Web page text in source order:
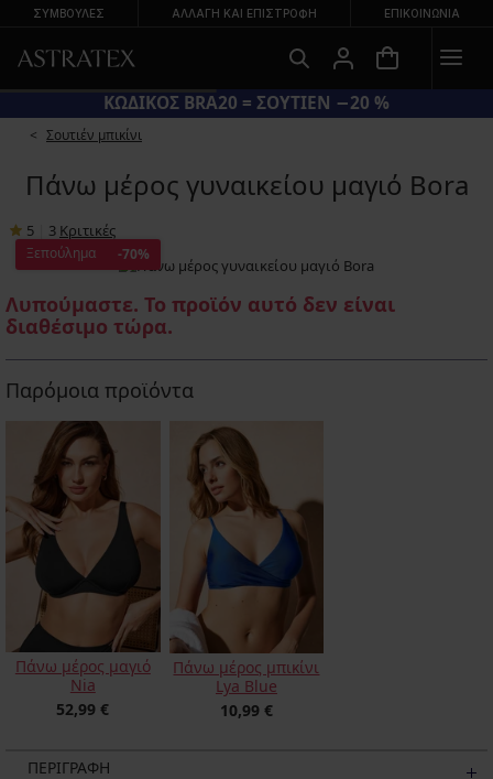
ΣΥΜΒΟΥΛΕΣ ΑΛΛΑΓΉ ΚΑΙ ΕΠΙΣΤΡΟΦΉ ΕΠΙΚΟΙΝΩΝΊΑ
ΚΩΔΙΚΟΣ BRA20 = ΣΟΥΤΙΕΝ −20 %
Σουτιέν μπικίνι
Πάνω μέρος γυναικείου μαγιό Bora
5 3 Κριτικές
Ξεπούλημα -70%
Λυπούμαστε. Το προϊόν αυτό δεν είναι
διαθέσιμο τώρα.
Παρόμοια προϊόντα
Πάνω μέρος μαγιό
Nia
52,99 €
Πάνω μέρος μπικίνι
Lya Blue
10,99 €
ΠΕΡΙΓΡΑΦΗ